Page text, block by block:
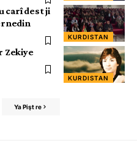
KURDISTAN
carî dest ji
KURDISTAN
Zekiye
Ya Pişt re